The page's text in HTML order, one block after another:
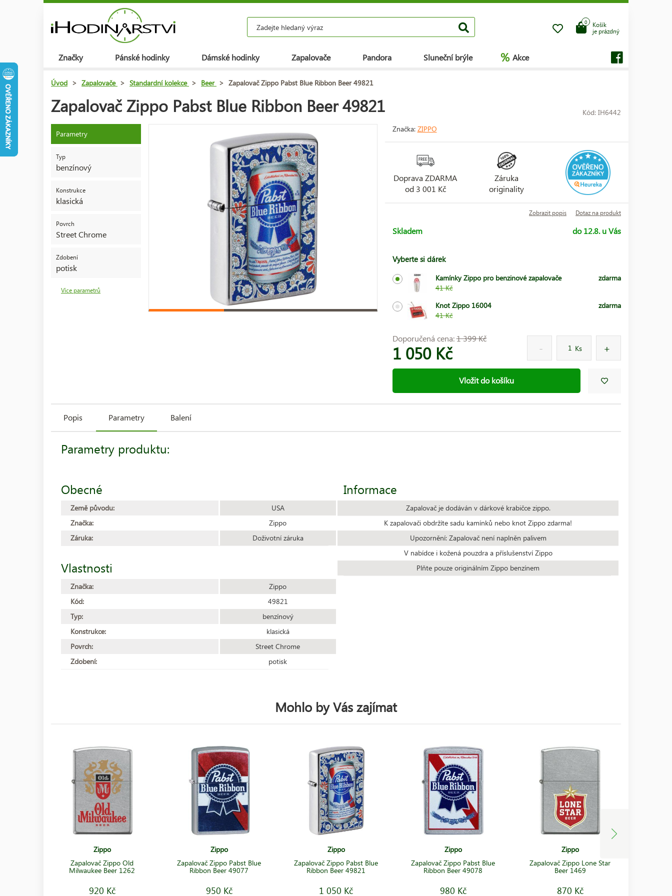
Košík
je prázdný
0
Značky Pánské hodinky Dámské hodinky Zapalovače Pandora Sluneční brýle % Akce
Úvod > Zapalovače > Standardní kolekce > Beer > Zapalovač Zippo Pabst Blue Ribbon Beer 49821
Zapalovač Zippo Pabst Blue Ribbon Beer 49821 Kód: IH6442
Parametry
Typ
benzínový
Konstrukce
klasická
Povrch
Street Chrome
Zdobení
potisk
Více parametrů
Značka: ZIPPO
Doprava ZDARMA
od 3 001 Kč
Záruka
originality
Zobrazit popis Dotaz na produkt
Skladem do 12.8. u Vás
Vyberte si dárek
Kamínky Zippo pro benzinové zapalovače
41 Kč
zdarma
Knot Zippo 16004
41 Kč
zdarma
Doporučená cena:1 399 Kč
1 050 Kč Ks
Vložit do košíku
Popis Parametry Balení
Parametry produktu:
Obecné
Země původu:
USA
Značka:
Zippo
Záruka:
Doživotní záruka
Vlastnosti
Značka:
Zippo
Kód:
49821
Typ:
benzínový
Konstrukce:
klasická
Povrch:
Street Chrome
Zdobení:
potisk
Informace
Zapalovač je dodáván v dárkové krabičce zippo.
K zapalovači obdržíte sadu kamínků nebo knot Zippo zdarma!
Upozornění: Zapalovač není naplněn palivem
V nabídce i kožená pouzdra a příslušenství Zippo
Plňte pouze originálním Zippo benzínem
Mohlo by Vás zajímat
Zippo
Zapalovač Zippo Old
Milwaukee Beer 1262
920 Kč
Zippo
Zapalovač Zippo Pabst Blue
Ribbon Beer 49077
950 Kč
Zippo
Zapalovač Zippo Pabst Blue
Ribbon Beer 49821
1 050 Kč
Zippo
Zapalovač Zippo Pabst Blue
Ribbon Beer 49078
980 Kč
Zippo
Zapalovač Zippo Lone Star
Beer 1469
870 Kč